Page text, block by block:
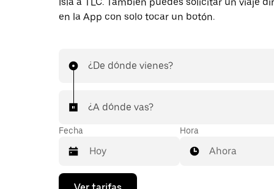
en la App con solo tocar un botón.
¿De dónde vienes?
¿A dónde vas?
Fecha
Presiona
Hora
Ahora